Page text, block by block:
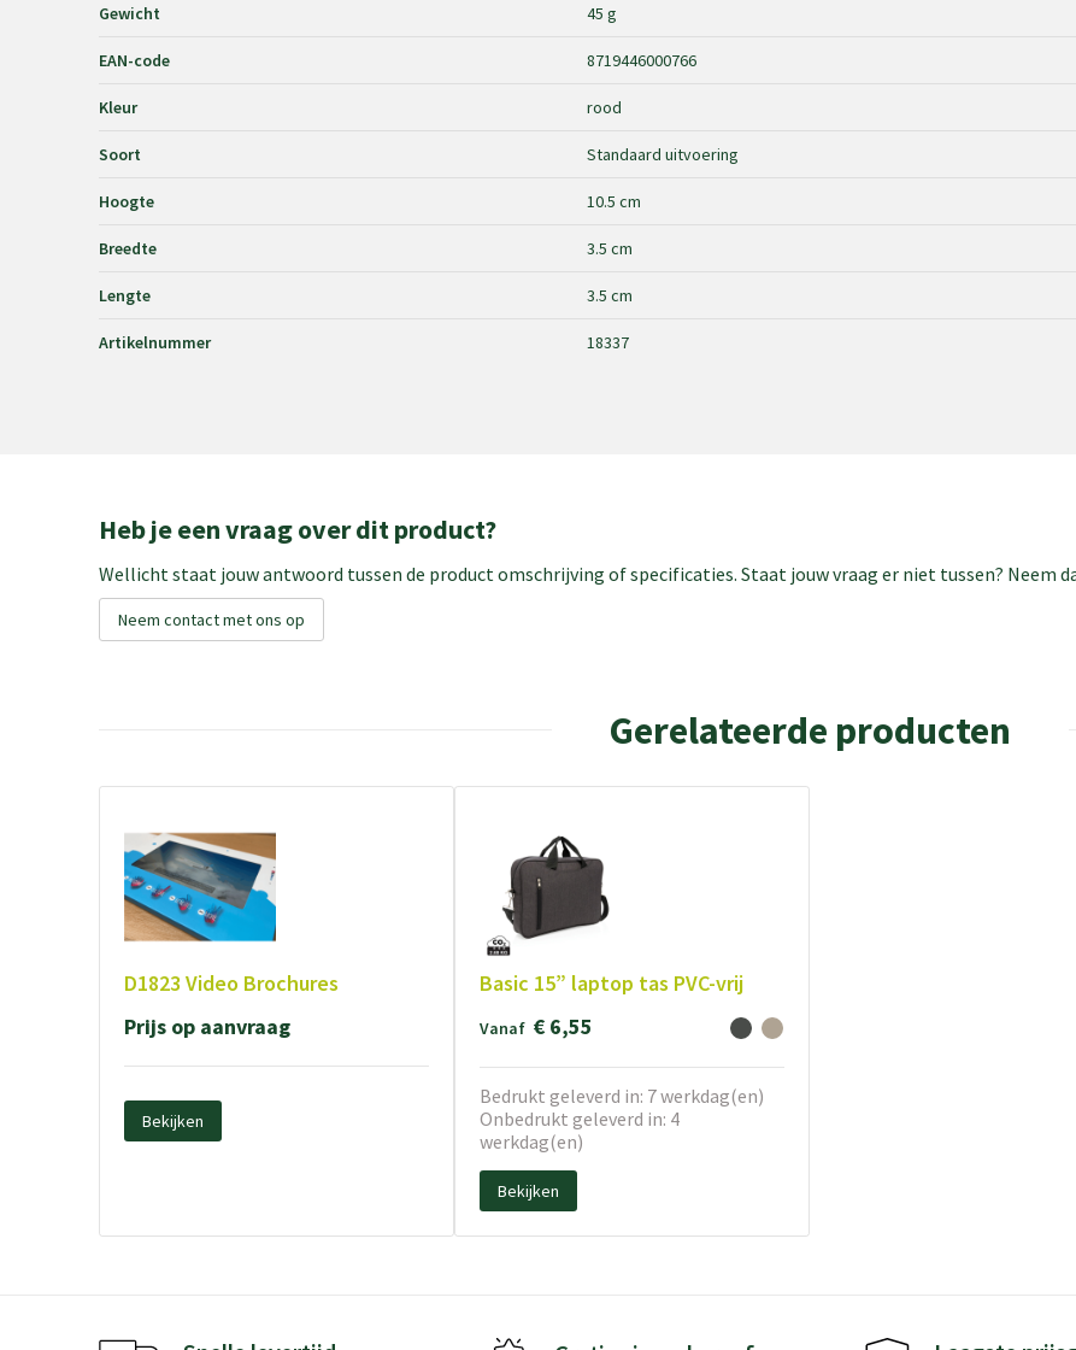
Gewicht 45 g
EAN-code 8719446000766
Kleur rood
Soort Standaard uitvoering
Hoogte 10.5 cm
Breedte 3.5 cm
Lengte 3.5 cm
Artikelnummer 18337
Heb je een vraag over dit product?
Wellicht staat jouw antwoord tussen de product omschrijving of specificaties. Staat jouw vraag er niet tussen? Neem
Neem contact met ons op
Gerelateerde producten
D1823 Video Brochures
Prijs op aanvraag
Bekijken
Basic 15” laptop tas PVC-vrij
Vanaf € 6,55
Bedrukt geleverd in: 7 werkdag(en)
Onbedrukt geleverd in: 4
werkdag(en)
Bekijken